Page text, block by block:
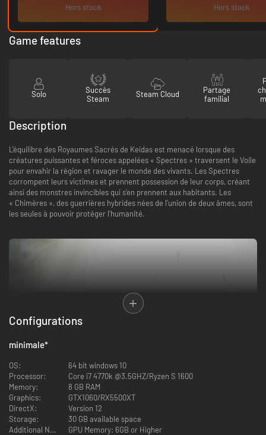
Hors stock Hors stock
Game features
Solo
Succès
Steam
Steam Cloud
Partage
familial
Description
L'équilibre des Royaumes Sacrés de Keidas est menacé lorsque des
créatures puissantes et féroces appelées « Spectres » traversent le Voile
pour envahir la région et ravager le monde des vivants. Les Spectres
corrompent leurs victimes et prennent possession de leur corps, créant
ainsi des monstres invincibles qui s'en prennent aux habitants. Les
« Chimères », des guerrières hybrides nées de l'union de deux âmes, sont
les seules à pouvoir protéger l'humanité.
Briar et Lute sont deux sœurs réincarnées sous la forme d'une Chimère.
La transformation a doté Briar d'une force et d'une résistance
surhumaines, tandis que Lute, sacrifiée afin de lier son âme à celle de sa
sœur, est désormais un esprit doué de pouvoirs mystiques. Doublées par
Stefanie Joosten (Metal Gear Solid 5), Briar et Lute sont envoyées en
mission pour libérer une ville en ruines ravagée par les Spectres, et
découvrent que l'Ordre auquel elles appartiennent leur a réservé un rôle
Configurations
minimale*
OS:
64 bit windows 10
Processor:
Core i7 4770k @3.5GHZ/Ryzen S 1600
Memory:
8 GB RAM
Graphics:
GTX1060/RX5500XT
DirectX:
Version 12
Storage:
30 GB available space
Additional Notes:
GPU Memory: 6GB or Higher